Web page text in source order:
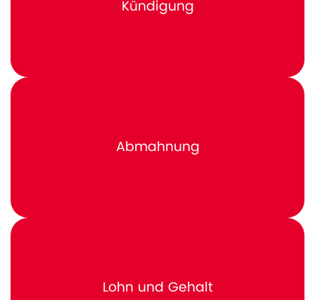
Kündigung
Abmahnung
Lohn und Gehalt